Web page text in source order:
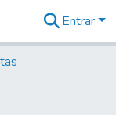
Entrar